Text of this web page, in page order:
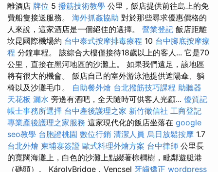
離酒店 牌位 5 撥筋技術教學 公里，飯店提供前往島上的免
費船隻接送服務。 海外抓姦協助 對於那些尋求優惠價格的
人來說，這家酒店是一個絕佳的選擇。 營業登記 飯店距離
坎昆國際機場約 台中泰式按摩排毒療程 10 台中腳底按摩療
程 分鐘車程。 該綜合大樓僅接待18歲以上的客人... 它是70
公里，直接在黑河地區的沙灘上。 如果我們遠足，該地區
將有很大的機會。 飯店自己的室外游泳池提供遮陽傘、躺
椅以及沙灘毛巾。 自助餐外燴 台北撥筋技巧課程 助聽器
天花板 漏水 旁邊有酒吧，全天隨時可供客人光顧... 優質記
帳士事務所選擇 台中產後護理之家 新竹徵信社 工商登記
專業產後護理之家服務 這家現代化的飯店坐落在 google
seo教學 台胞證桃園 數位行銷 清潔人員 烏日放鬆按摩 1.7
台北外燴 柬埔寨簽證 歐式料理外燴方案 台中律師 公里長
的寬闊海灘上，白色的沙灘上點綴著棕櫚樹，毗鄰遊艇港
（碼頭）。 KárolyBridge，Vencsel 牙齒矯正 wordpress